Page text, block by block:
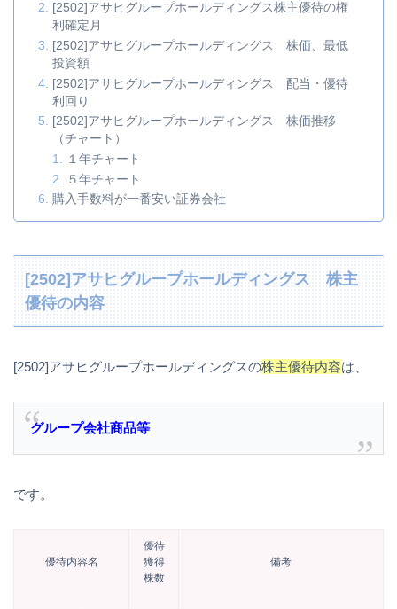
[2502]アサヒグループホールディングス株主優待の権
利確定月
[2502]アサヒグループホールディングス 株価、最低
投資額
[2502]アサヒグループホールディングス 配当・優待
利回り
[2502]アサヒグループホールディングス 株価推移
（チャート）
１年チャート
５年チャート
購入手数料が一番安い証券会社
[2502]アサヒグループホールディングス 株主
優待の内容
[2502]アサヒグループホールディングスの株主優待内容は、
グループ会社商品等
です。
優待内容名
優待
獲得
株数
備考